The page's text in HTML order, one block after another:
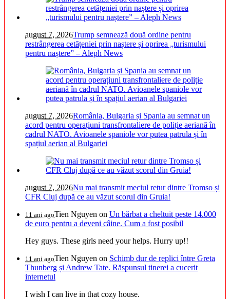
august 7, 2026Trump semnează două ordine pentru
restrângerea cetățeniei prin naștere și oprirea „turismului
pentru naștere” – Aleph News
august 7, 2026România, Bulgaria și Spania au semnat un
acord pentru operațiuni transfrontaliere de poliție aeriană în
cadrul NATO. Avioanele spaniole vor putea patrula și în
spațiul aerian al Bulgariei
august 7, 2026Nu mai transmit meciul retur dintre Tromso și
CFR Cluj după ce au văzut scorul din Gruia!
11 ani agoTien Nguyen on Un bărbat a cheltuit peste 14.000
de euro pentru a deveni câine. Cum a fost posibil
Hey guys. These girls need your helps. Hurry up!!
11 ani agoTien Nguyen on Schimb dur de replici între Greta
Thunberg și Andrew Tate. Răspunsul tinerei a cucerit
internetul
I wish I can live in that cozy house.